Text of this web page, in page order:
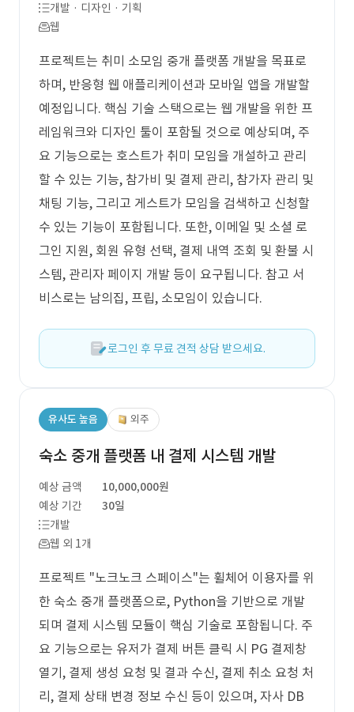
개발 · 디자인 · 기획
웹
프로젝트는 취미 소모임 중개 플랫폼 개발을 목표로
하며, 반응형 웹 애플리케이션과 모바일 앱을 개발할
예정입니다. 핵심 기술 스택으로는 웹 개발을 위한 프
레임워크와 디자인 툴이 포함될 것으로 예상되며, 주
요 기능으로는 호스트가 취미 모임을 개설하고 관리
할 수 있는 기능, 참가비 및 결제 관리, 참가자 관리 및
채팅 기능, 그리고 게스트가 모임을 검색하고 신청할
수 있는 기능이 포함됩니다. 또한, 이메일 및 소셜 로
그인 지원, 회원 유형 선택, 결제 내역 조회 및 환불 시
스템, 관리자 페이지 개발 등이 요구됩니다. 참고 서
비스로는 남의집, 프립, 소모임이 있습니다.
로그인 후 무료 견적 상담 받으세요.
유사도 높음 외주
숙소 중개 플랫폼 내 결제 시스템 개발
예상 금액
10,000,000원
예상 기간
30일
개발
웹 외 1개
프로젝트 "노크노크 스페이스"는 휠체어 이용자를 위
한 숙소 중개 플랫폼으로, Python을 기반으로 개발
되며 결제 시스템 모듈이 핵심 기술로 포함됩니다. 주
요 기능으로는 유저가 결제 버튼 클릭 시 PG 결제창
열기, 결제 생성 요청 및 결과 수신, 결제 취소 요청 처
리, 결제 상태 변경 정보 수신 등이 있으며, 자사 DB